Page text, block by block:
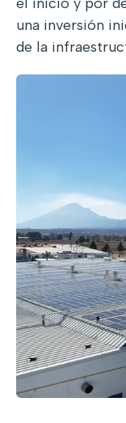
una inversión
de la